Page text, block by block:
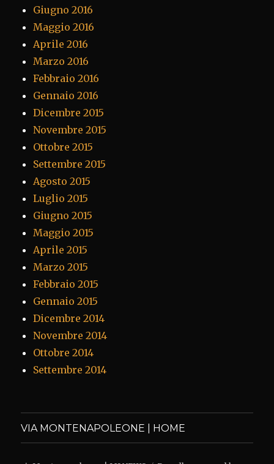
Giugno 2016
Maggio 2016
Aprile 2016
Marzo 2016
Febbraio 2016
Gennaio 2016
Dicembre 2015
Novembre 2015
Ottobre 2015
Settembre 2015
Agosto 2015
Luglio 2015
Giugno 2015
Maggio 2015
Aprile 2015
Marzo 2015
Febbraio 2015
Gennaio 2015
Dicembre 2014
Novembre 2014
Ottobre 2014
Settembre 2014
VIA MONTENAPOLEONE | HOME